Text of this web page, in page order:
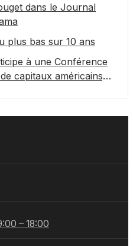
dans le Journal
plus bas sur 10 ans
à une Conférence
capitaux américains,
– 18:00